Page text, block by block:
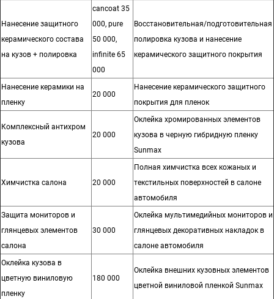
Нанесение защитного
керамического состава
на кузов + полировка
cancoat 35
000, pure
50 000,
infinite 65
000
Восстановительная/подготовительная
полировка кузова и нанесение
керамического защитного покрытия
Нанесение керамики на
пленку
20 000
Нанесение керамического защитного
покрытия для пленок
Комплексный антихром
кузова
20 000
Оклейка хромированных элементов
кузова в черную гибридную пленку
Sunmax
Химчистка салона 20 000
Полная химчистка всех кожаных и
текстильных поверхностей в салоне
автомобиля
Защита мониторов и
глянцевых элементов
салона
30 000
Оклейка мультимедийных мониторов и
глянцевых декоративных накладок в
салоне автомобиля
Оклейка кузова в
цветную виниловую
пленку
180 000
Оклейка внешних кузовных элементов
цветной виниловой пленкой Sunmax